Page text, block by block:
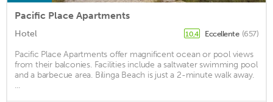
Pacific Place Apartments
Hotel 10,4 Eccellente (657)
Pacific Place Apartments offer magnificent ocean or pool views
from their balconies. Facilities include a saltwater swimming pool
and a barbecue area. Bilinga Beach is just a 2-minute walk away.
...